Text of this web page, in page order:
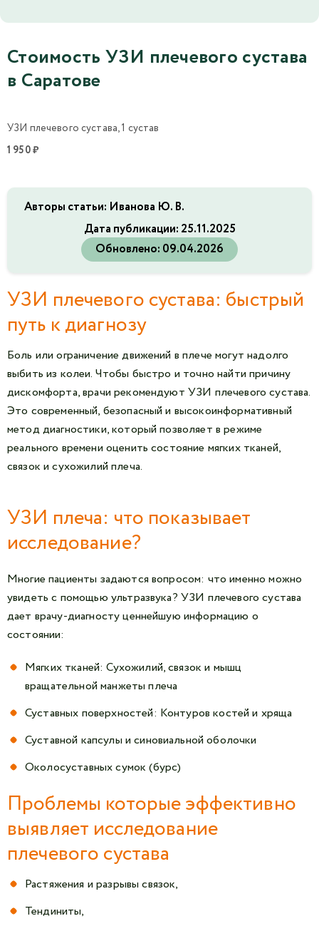
Стоимость УЗИ плечевого сустава
в Саратове
УЗИ плечевого сустава, 1 сустав
1 950 ₽
Авторы статьи: Иванова Ю. В.
Дата публикации: 25.11.2025
Обновлено: 09.04.2026
УЗИ плечевого сустава: быстрый
путь к диагнозу
Боль или ограничение движений в плече могут надолго
выбить из колеи. Чтобы быстро и точно найти причину
дискомфорта, врачи рекомендуют УЗИ плечевого сустава.
Это современный, безопасный и высокоинформативный
метод диагностики, который позволяет в режиме
реального времени оценить состояние мягких тканей,
связок и сухожилий плеча.
УЗИ плеча: что показывает
исследование?
Многие пациенты задаются вопросом: что именно можно
увидеть с помощью ультразвука? УЗИ плечевого сустава
дает врачу-диагносту ценнейшую информацию о
состоянии:
Мягких тканей: Сухожилий, связок и мышц
вращательной манжеты плеча
Суставных поверхностей: Контуров костей и хряща
Суставной капсулы и синовиальной оболочки
Околосуставных сумок (бурс)
Проблемы которые эффективно
выявляет исследование
плечевого сустава
Растяжения и разрывы связок,
Тендиниты,